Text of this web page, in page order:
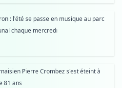
: l'été se passe en musique au parc
chaque mercredi
Pierre Crombez s'est éteint à
81 ans